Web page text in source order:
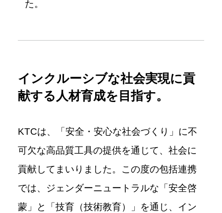
た。
インクルーシブな社会実現に貢
献する人材育成を目指す。
KTCは、「安全・安心な社会づくり」に不
可欠な高品質工具の提供を通じて、社会に
貢献してまいりました。この度の包括連携
では、ジェンダーニュートラルな「安全啓
蒙」と「技育（技術教育）」を通じ、イン